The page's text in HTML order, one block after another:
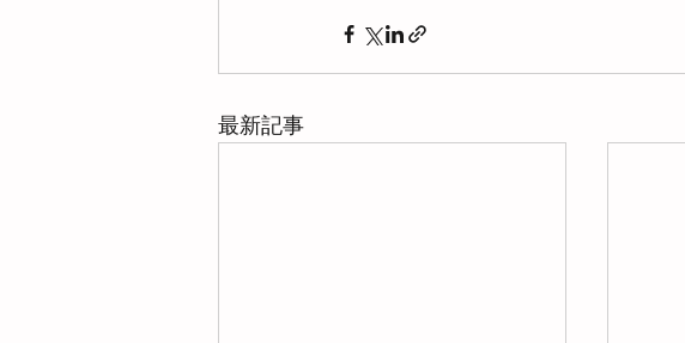
最新記事